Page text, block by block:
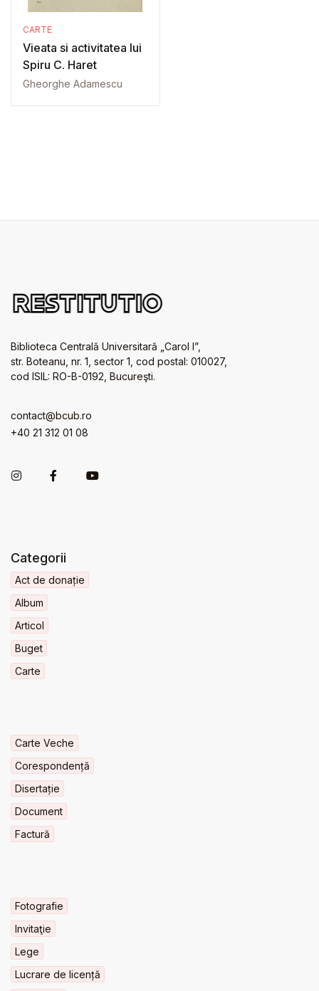
CARTE
Vieata si activitatea lui
Spiru C. Haret
Gheorghe Adamescu
Biblioteca Centrală Universitară „Carol I”,
str. Boteanu, nr. 1, sector 1, cod postal: 010027,
cod ISIL: RO-B-0192, Bucureşti.
contact@bcub.ro
+40 21 312 01 08
Categorii
Act de donație
Album
Articol
Buget
Carte
Carte Veche
Corespondență
Disertație
Document
Factură
Fotografie
Invitaţie
Lege
Lucrare de licență